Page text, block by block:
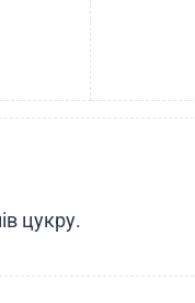
цукру.